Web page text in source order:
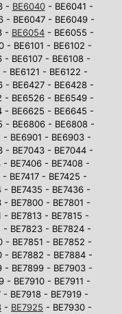
- BE6040- BE6041 -
- BE6047 - BE6049 -
- BE6054 - BE6055 -
- BE6101 - BE6102 -
- BE6107 - BE6108 -
- BE6121 - BE6122 -
- BE6427 - BE6428 -
- BE6526 - BE6549 -
- BE6625 - BE6645 -
- BE6806 - BE6808 -
- BE6901 - BE6903 -
- BE7043 - BE7044 -
- BE7406 - BE7408 -
- BE7417 - BE7425 -
- BE7435 - BE7436 -
- BE7800 - BE7801 -
- BE7813 - BE7815 -
- BE7823 - BE7824 -
- BE7851 - BE7852 -
- BE7882 - BE7884 -
- BE7899 - BE7903 -
- BE7910 - BE7911 -
- BE7918 - BE7919 -
- BE7925 - BE7930 -